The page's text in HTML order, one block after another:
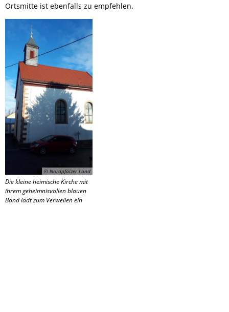
Ortsmitte ist ebenfalls zu empfehlen.
© Nordpfälzer Land
Die kleine heimische Kirche mit
ihrem geheimnisvollen blauen
Band lädt zum Verweilen ein